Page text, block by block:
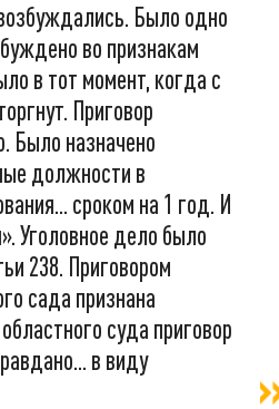
Было одно
во признакам
в тот момент, когда с
Приговор
Было назначено
должности в
сроком на 1 год. И
Уголовное дело было
238. Приговором
сада признана
суда приговор
в виду